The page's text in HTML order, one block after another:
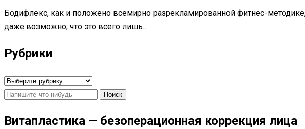
Бодифлекс, как и положено всемирно разрекламированной фитнес-
даже возможно, что это всего лишь…
Рубрики
Рубрики
Найти:
Витапластика — безоперационная коррекция лица